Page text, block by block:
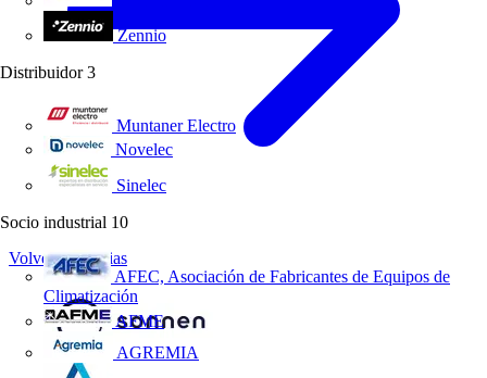
Zennio
Distribuidor 3
Muntaner Electro
Novelec
Sinelec
Socio industrial 10
AFEC, Asociación de Fabricantes de Equipos de
Climatización
AFME
AGREMIA
Volver a Noticias